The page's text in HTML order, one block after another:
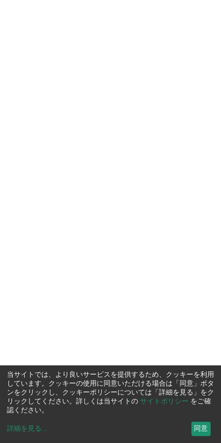
当サイトでは、より良いサービスを提供するため、クッキーを利用
しています。クッキーの使用に同意いただける場合は「同意」ボタ
ンをクリックし、クッキーポリシーについては「詳細を見る」をク
リックしてください。詳しくは当サイトの サイトポリシー をご確
認ください。
詳細を見る ... 同意